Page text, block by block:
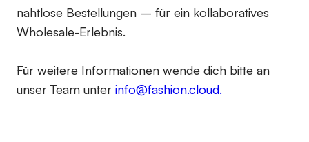
nahtlose Bestellungen – für ein kollaboratives
Wholesale-Erlebnis.
Für weitere Informationen wende dich bitte an
unser Team unter info@fashion.cloud.